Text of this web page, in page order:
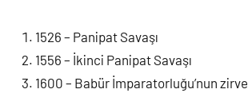
1526 – Panipat Savaşı
1556 – İkinci Panipat Savaşı
1600 – Babür İmparatorluğu’nun